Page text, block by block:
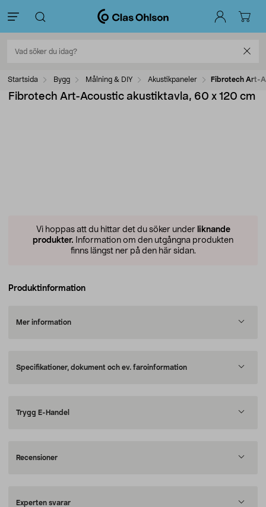
Startsida Bygg Målning & DIY Akustikpaneler Fibrotech Art-
Fibrotech Art-Acoustic akustiktavla, 60 x 120 cm
Vi hoppas att du hittar det du söker under liknande
produkter. Information om den utgångna produkten
finns längst ner på den här sidan.
Produktinformation
Mer information
Specifikationer, dokument och ev. faroinformation
Trygg E-Handel
Recensioner
Experten svarar